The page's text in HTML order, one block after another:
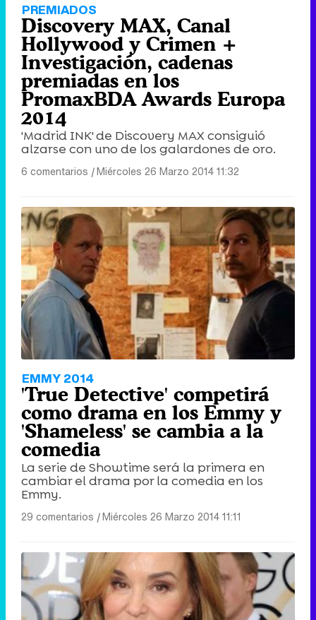
PREMIADOS
Discovery MAX, Canal
Hollywood y Crimen +
Investigación, cadenas
premiadas en los
PromaxBDA Awards Europa
2014
'Madrid INK' de Discovery MAX consiguió
alzarse con uno de los galardones de oro.
6 comentarios |Miércoles 26 Marzo 2014 11:32
EMMY 2014
'True Detective' competirá
como drama en los Emmy y
'Shameless' se cambia a la
comedia
La serie de Showtime será la primera en
cambiar el drama por la comedia en los
Emmy.
29 comentarios |Miércoles 26 Marzo 2014 11:11